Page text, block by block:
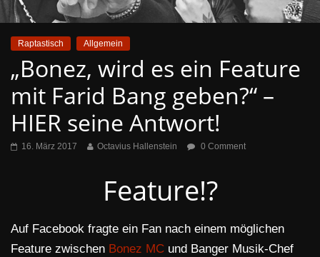
Raptastisch Allgemein
„Bonez, wird es ein Feature
mit Farid Bang geben?“ –
HIER seine Antwort!
16. März 2017 Octavius Hallenstein 0 Comment
Feature!?
Auf Facebook fragte ein Fan nach einem möglichen
Feature zwischen Bonez MC und Banger Musik-Chef